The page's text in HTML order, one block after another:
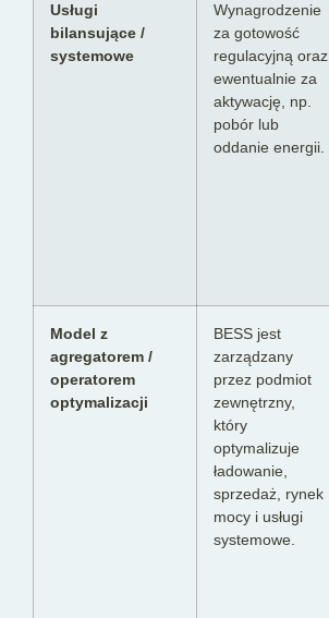
Usługi
bilansujące /
systemowe
Wynagrodzenie
za gotowość
regulacyjną oraz
ewentualnie za
aktywację, np.
pobór lub
oddanie energii.
Model z
agregatorem /
operatorem
optymalizacji
BESS jest
zarządzany
przez podmiot
zewnętrzny,
który
optymalizuje
ładowanie,
sprzedaż, rynek
mocy i usługi
systemowe.